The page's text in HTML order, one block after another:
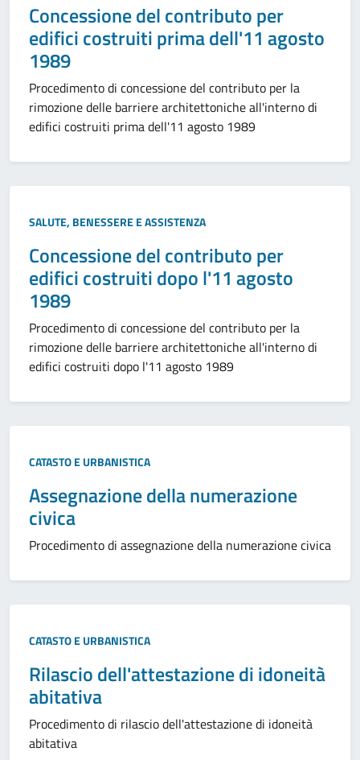
Concessione del contributo per
edifici costruiti prima dell'11 agosto
1989
Procedimento di concessione del contributo per la
rimozione delle barriere architettoniche all'interno di
edifici costruiti prima dell'11 agosto 1989
SALUTE, BENESSERE E ASSISTENZA
Concessione del contributo per
edifici costruiti dopo l'11 agosto
1989
Procedimento di concessione del contributo per la
rimozione delle barriere architettoniche all'interno di
edifici costruiti dopo l'11 agosto 1989
CATASTO E URBANISTICA
Assegnazione della numerazione
civica
Procedimento di assegnazione della numerazione civica
CATASTO E URBANISTICA
Rilascio dell'attestazione di idoneità
abitativa
Procedimento di rilascio dell'attestazione di idoneità
abitativa